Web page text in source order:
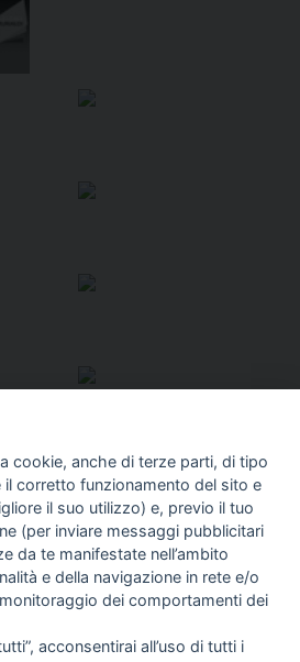
Vedi tutti
cookie, anche di terze parti, di tipo
corretto funzionamento del sito e
il suo utilizzo) e, previo il tuo
(per inviare messaggi pubblicitari
da te manifestate nell’ambito
e della navigazione in rete e/o
dei comportamenti dei
acconsentirai all’uso di tutti i